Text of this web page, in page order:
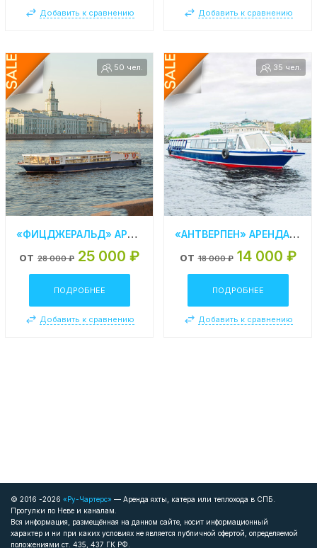
Добавить к сравнению Добавить к сравнению
50 чел.
«ФИЦДЖЕРАЛЬД» АРЕНДА ТЕПЛОХОДА В СПБ
от 28 000 ₽ 25 000 ₽
ПОДРОБНЕЕ
Добавить к сравнению
35 чел.
«АНТВЕРПЕН» АРЕНДА ТЕПЛОХОДА В СПБ
от 18 000 ₽ 14 000 ₽
ПОДРОБНЕЕ
Добавить к сравнению
© 2016 -2026 «Ру-Чартерс» — Аренда яхты, катера или теплохода в СПБ.
Прогулки по Неве и каналам.
Вся информация, размещённая на данном сайте, носит информационный
характер и ни при каких условиях не является публичной офертой, определяемой
положениями ст. 435, 437 ГК РФ.